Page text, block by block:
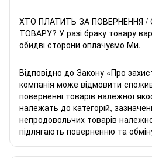
ХТО ПЛАТИТЬ ЗА ПОВЕРНЕННЯ /
ТОВАРУ? У разі браку товару
обидві сторони оплачуємо Ми.
Відповідно до Закону «Про
компанія може відмовити
поверненні товарів належної
належать до категорій,
непродовольчих товарів
підлягають поверненню та